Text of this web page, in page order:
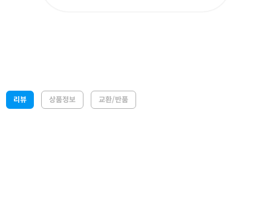
리뷰 상품정보 교환/반품